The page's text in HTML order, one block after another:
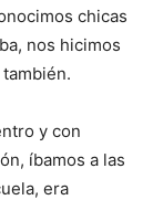
chicas
nos hicimos
y con
íbamos a las
era